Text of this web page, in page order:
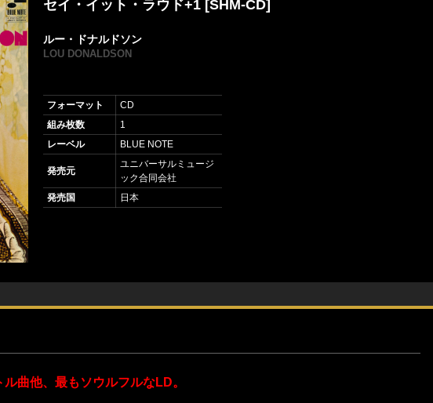
セイ・イット・ラウド+1 [SHM-CD]
ルー・ドナルドソン
LOU DONALDSON
フォーマット
CD
組み枚数
1
レーベル
BLUE NOTE
発売元
ユニバーサルミュージ
ック合同会社
発売国
日本
曲他、最もソウルフルなLD。